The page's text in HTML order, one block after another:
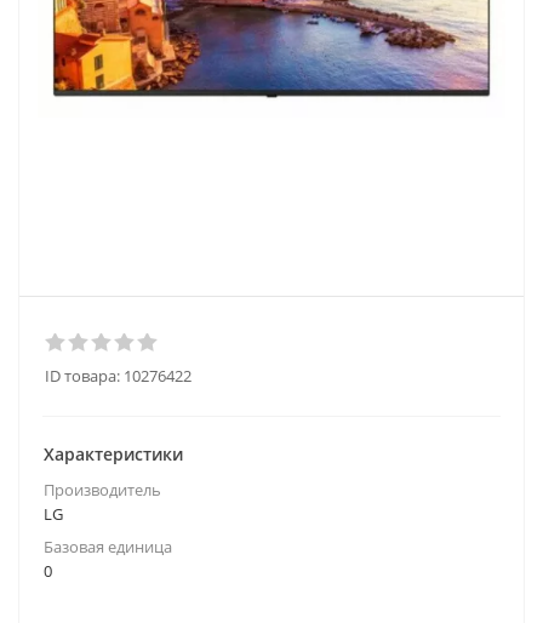
ID товара: 10276422
Характеристики
Производитель
LG
Базовая единица
0